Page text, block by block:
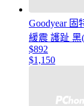
Goodyear
緩震 護趾 黑
$892
$1,150